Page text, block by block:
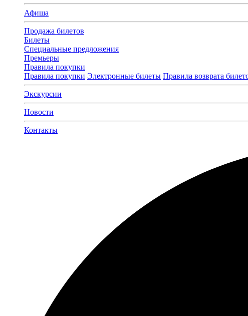
Афиша
Продажа билетов
Билеты
Специальные предложения
Премьеры
Правила покупки
Правила покупки Электронные билеты Правила возврата
Экскурсии
Новости
Контакты